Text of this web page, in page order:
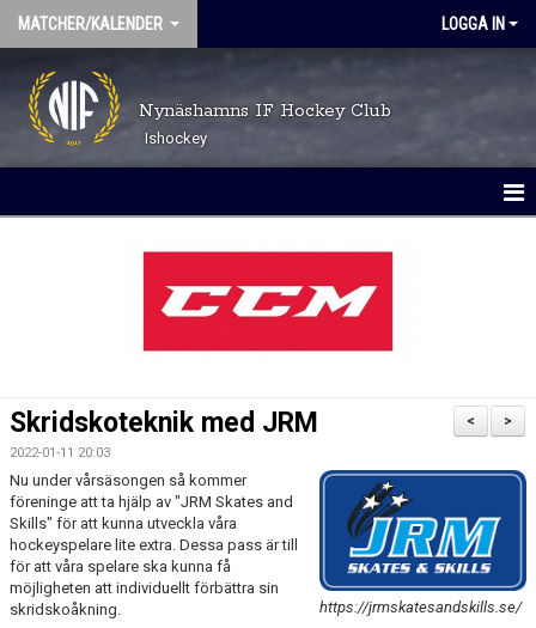
MATCHER/KALENDER LOGGA IN
Nynäshamns IF Hockey Club
Ishockey
>
<
Skridskoteknik med JRM
2022-01-11 20:03
https://jrmskatesandskills.se/
Nu under vårsäsongen så kommer
föreninge att ta hjälp av "JRM Skates and
Skills" för att kunna utveckla våra
hockeyspelare lite extra. Dessa pass är till
för att våra spelare ska kunna få
möjligheten att individuellt förbättra sin
skridskoåkning.